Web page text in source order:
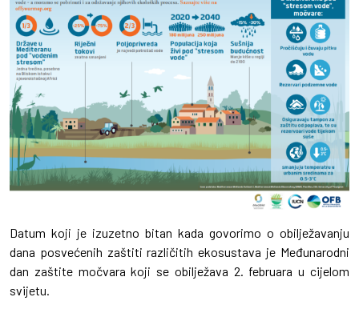
Datum koji je izuzetno bitan kada govorimo o obilježavanju
dana posvećenih zaštiti različitih ekosustava je Međunarodni
dan zaštite močvara koji se obilježava 2. februara u cijelom
svijetu.